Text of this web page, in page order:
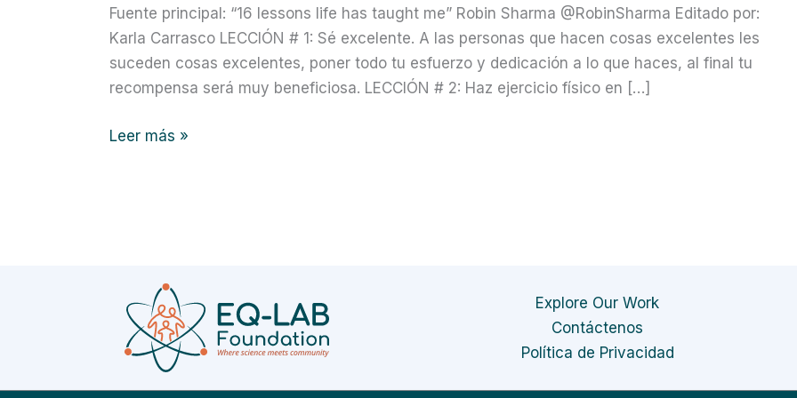
Fuente principal: “16 lessons life has taught me” Robin Sharma @RobinSharma Editado por:
Karla Carrasco LECCIÓN # 1: Sé excelente. A las personas que hacen cosas excelentes les
suceden cosas excelentes, poner todo tu esfuerzo y dedicación a lo que haces, al final tu
recompensa será muy beneficiosa. LECCIÓN # 2: Haz ejercicio físico en […]
Leer más »
Explore Our Work
Contáctenos
Política de Privacidad